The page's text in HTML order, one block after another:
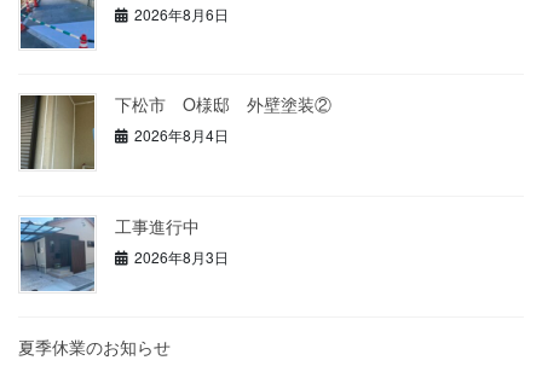
2026年8月6日
下松市 O様邸 外壁塗装②
2026年8月4日
工事進行中
2026年8月3日
夏季休業のお知らせ